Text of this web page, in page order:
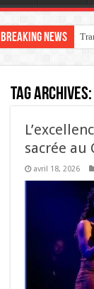
Breaking News
Tag Archives:
sacrée au
avril 18, 2026